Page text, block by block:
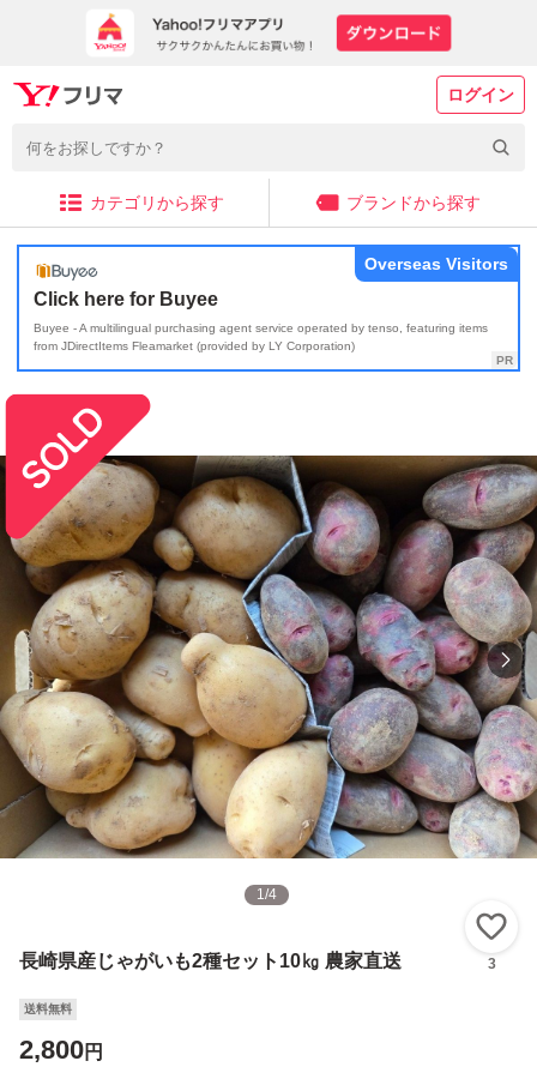
ログイン
カテゴリから探す ブランドから探す
Click here for Buyee
Buyee - A multilingual purchasing agent service operated by tenso, featuring items
from JDirectItems Fleamarket (provided by LY Corporation)
Overseas Visitors
1/4
長崎県産じゃがいも2種セット10㎏ 農家直送 3
送料無料
2,800円